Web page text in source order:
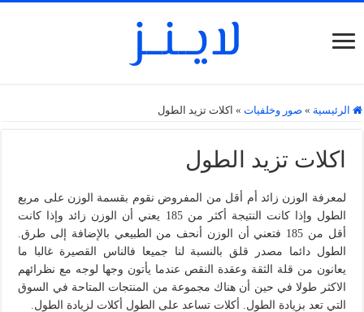
الرئيسية » صور وخلفيات » اكلات تزيد الطول
اكلات تزيد الطول
لمعرفة الوزن زائد أم أقل من المفروض نقوم بقسمة الوزن على مربع
الطول وإذا كانت النتيجة أكثر من 185 يعني أن الوزن زائد وإذا كانت
أقل من 185 فتعني أن الوزن أنحف من الطبيعي بالإضافة إلى طرق.
الطول دائما مصدر قلق بالنسبة لنا جميعا فالناس القصيرة غالبا ما
يعانون من قلة الثقة وعقدة النقص عندما يأتون وجها لوجه مع نظرائهم
الاكثر طولا في حين أن هناك مجموعة من المنتجات المتاحة في السوق
التي تعد بزيادة الطول. أكلات تساعد على الطول أكلات لزيادة الطول.